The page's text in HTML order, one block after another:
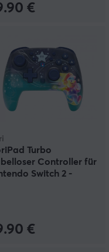
€
Turbo
Controller für
Switch 2 -
€